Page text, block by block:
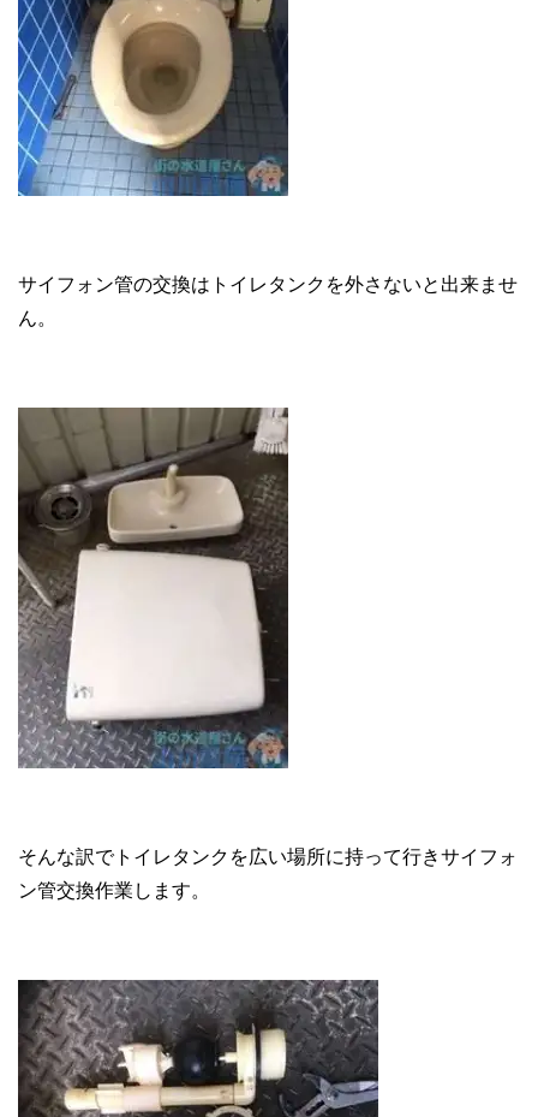
サイフォン管の交換はトイレタンクを外さないと出来ませ
ん。
そんな訳でトイレタンクを広い場所に持って行きサイフォ
ン管交換作業します。